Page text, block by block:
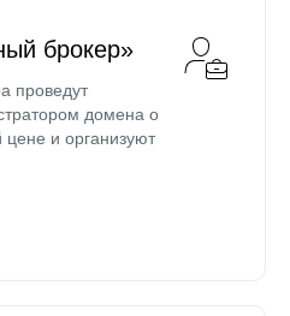
брокер»
проведут
домена о
и организуют